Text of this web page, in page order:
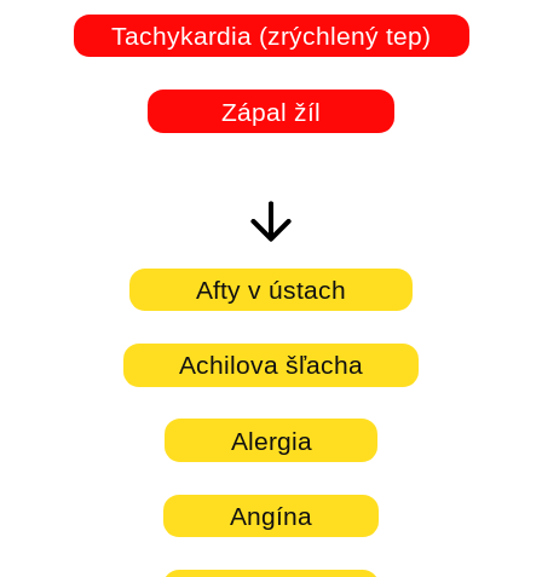
Tachykardia (zrýchlený tep)
Zápal žíl
Afty v ústach
Achilova šľacha
Alergia
Angína